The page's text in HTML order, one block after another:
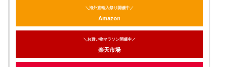
＼海外直輸入祭り開催中／
Amazon
＼お買い物マラソン開催中／
楽天市場